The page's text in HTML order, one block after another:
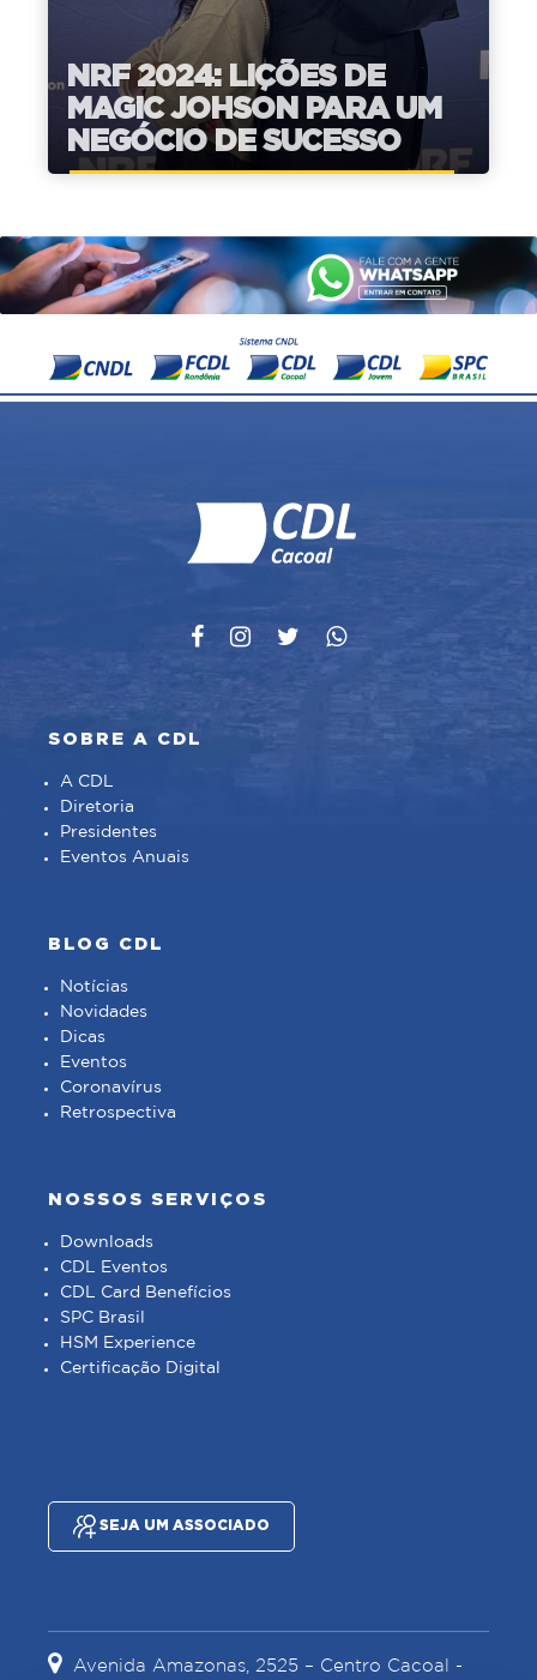
NRF 2024: LIÇÕES DE
MAGIC JOHSON PARA UM
NEGÓCIO DE SUCESSO
SOBRE A CDL
A CDL
Diretoria
Presidentes
Eventos Anuais
BLOG CDL
Notícias
Novidades
Dicas
Eventos
Coronavírus
Retrospectiva
NOSSOS SERVIÇOS
Downloads
CDL Eventos
CDL Card Benefícios
SPC Brasil
HSM Experience
Certificação Digital
SEJA UM ASSOCIADO
Avenida Amazonas, 2525 – Centro Cacoal -